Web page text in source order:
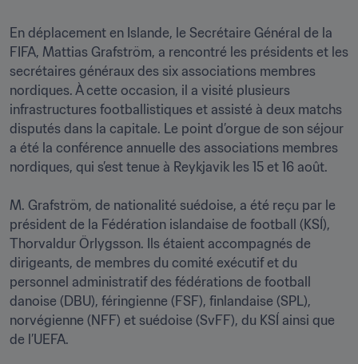
En déplacement en Islande, le Secrétaire Général de la
FIFA, Mattias Grafström, a rencontré les présidents et les
secrétaires généraux des six associations membres
nordiques. À cette occasion, il a visité plusieurs
infrastructures footballistiques et assisté à deux matchs
disputés dans la capitale. Le point d’orgue de son séjour
a été la conférence annuelle des associations membres
nordiques, qui s’est tenue à Reykjavik les 15 et 16 août.
M. Grafström, de nationalité suédoise, a été reçu par le
président de la Fédération islandaise de football (KSÍ),
Thorvaldur Örlygsson. Ils étaient accompagnés de
dirigeants, de membres du comité exécutif et du
personnel administratif des fédérations de football
danoise (DBU), féringienne (FSF), finlandaise (SPL),
norvégienne (NFF) et suédoise (SvFF), du KSÍ ainsi que
de l’UEFA.